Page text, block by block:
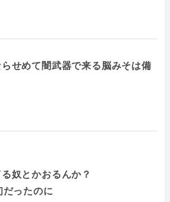
せめて闇武器で来る脳みそは備
奴とかおるんか？
ったのに